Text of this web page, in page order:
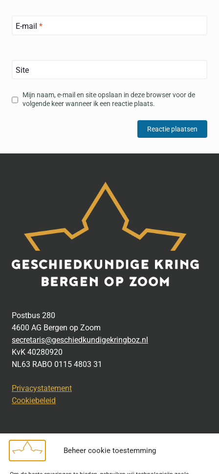
Beheer cookie toestemming
E-mail *
Site
Mijn naam, e-mail en site opslaan in deze browser voor de
volgende keer wanneer ik een reactie plaats.
Postbus 280
4600 AG Bergen op Zoom
secretaris@geschiedkundigekringboz.nl
KvK 40280920
NL63 RABO 0115 4803 31
Privacystatement
Cookiebeleid